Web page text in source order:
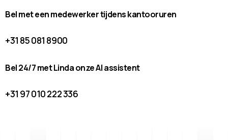
Bel met een medewerker tijdens kantooruren
+31 85 081 8900
Bel 24/7 met Linda onze AI assistent
+31 97 010 222 336